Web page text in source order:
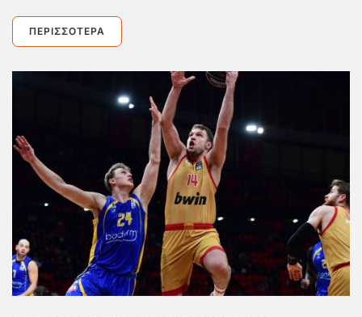
ΠΕΡΙΣΣΌΤΕΡΑ